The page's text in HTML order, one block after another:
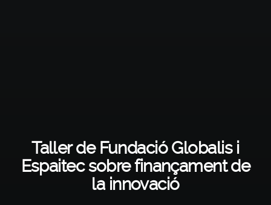
Taller de Fundació Globalis i
Espaitec sobre finançament de
la innovació